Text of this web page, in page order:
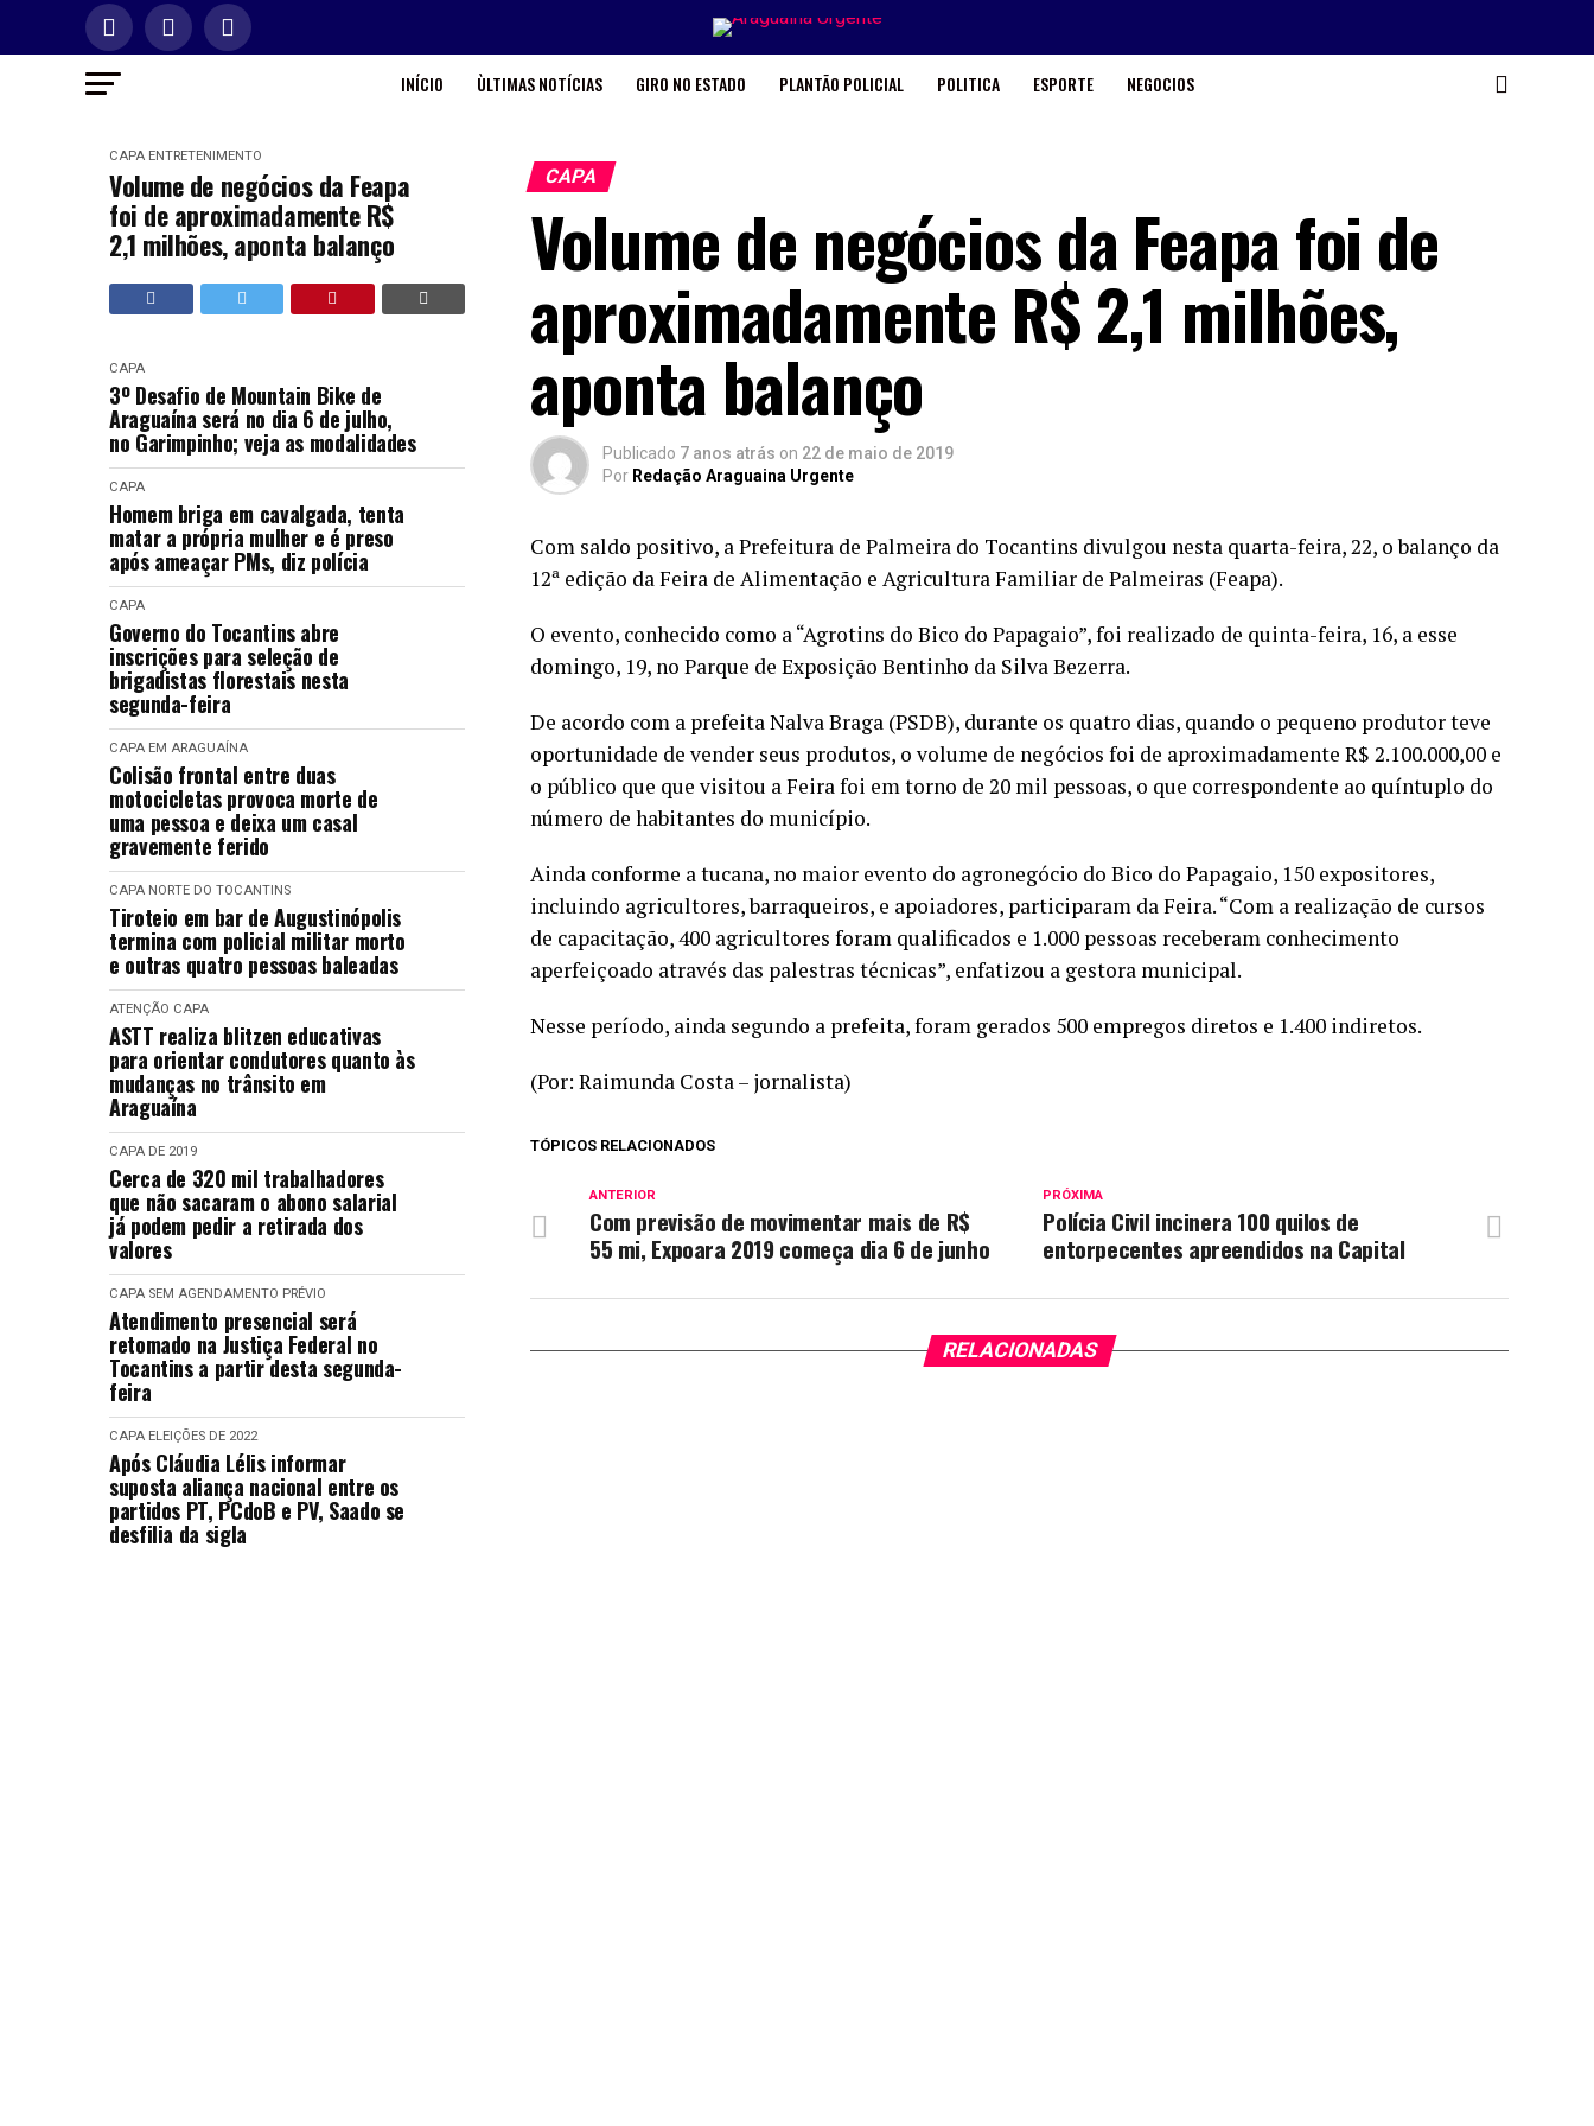
INÍCIO ÙLTIMAS NOTÍCIAS GIRO NO ESTADO PLANTÃO POLICIAL POLITICA ESPORTE NEGOCIOS
CAPA ENTRETENIMENTO
Volume de negócios da Feapa
foi de aproximadamente R$
2,1 milhões, aponta balanço
CAPA
3º Desafio de Mountain Bike de
Araguaína será no dia 6 de julho,
no Garimpinho; veja as modalidades
CAPA
Homem briga em cavalgada, tenta
matar a própria mulher e é preso
após ameaçar PMs, diz polícia
CAPA
Governo do Tocantins abre
inscrições para seleção de
brigadistas florestais nesta
segunda-feira
CAPA EM ARAGUAÍNA
Colisão frontal entre duas
motocicletas provoca morte de
uma pessoa e deixa um casal
gravemente ferido
CAPA NORTE DO TOCANTINS
Tiroteio em bar de Augustinópolis
termina com policial militar morto
e outras quatro pessoas baleadas
ATENÇÃO CAPA
ASTT realiza blitzen educativas
para orientar condutores quanto às
mudanças no trânsito em
Araguaína
CAPA DE 2019
Cerca de 320 mil trabalhadores
que não sacaram o abono salarial
já podem pedir a retirada dos
valores
CAPA SEM AGENDAMENTO PRÉVIO
Atendimento presencial será
retomado na Justiça Federal no
Tocantins a partir desta segunda-
feira
CAPA ELEIÇÕES DE 2022
Após Cláudia Lélis informar
suposta aliança nacional entre os
partidos PT, PCdoB e PV, Saado se
desfilia da sigla
CAPA
Volume de negócios da Feapa foi de
aproximadamente R$ 2,1 milhões,
aponta balanço
Publicado 7 anos atrás on 22 de maio de 2019
Por Redação Araguaina Urgente
Com saldo positivo, a Prefeitura de Palmeira do Tocantins divulgou nesta quarta-feira, 22, o balanço da
12ª edição da Feira de Alimentação e Agricultura Familiar de Palmeiras (Feapa).
O evento, conhecido como a “Agrotins do Bico do Papagaio”, foi realizado de quinta-feira, 16, a esse
domingo, 19, no Parque de Exposição Bentinho da Silva Bezerra.
De acordo com a prefeita Nalva Braga (PSDB), durante os quatro dias, quando o pequeno produtor teve
oportunidade de vender seus produtos, o volume de negócios foi de aproximadamente R$ 2.100.000,00 e
o público que que visitou a Feira foi em torno de 20 mil pessoas, o que correspondente ao quíntuplo do
número de habitantes do município.
Ainda conforme a tucana, no maior evento do agronegócio do Bico do Papagaio, 150 expositores,
incluindo agricultores, barraqueiros, e apoiadores, participaram da Feira. “Com a realização de cursos
de capacitação, 400 agricultores foram qualificados e 1.000 pessoas receberam conhecimento
aperfeiçoado através das palestras técnicas”, enfatizou a gestora municipal.
Nesse período, ainda segundo a prefeita, foram gerados 500 empregos diretos e 1.400 indiretos.
(Por: Raimunda Costa – jornalista)
TÓPICOS RELACIONADOS
PRÓXIMA
Polícia Civil incinera 100 quilos de
entorpecentes apreendidos na Capital
ANTERIOR
Com previsão de movimentar mais de R$
55 mi, Expoara 2019 começa dia 6 de junho
RELACIONADAS